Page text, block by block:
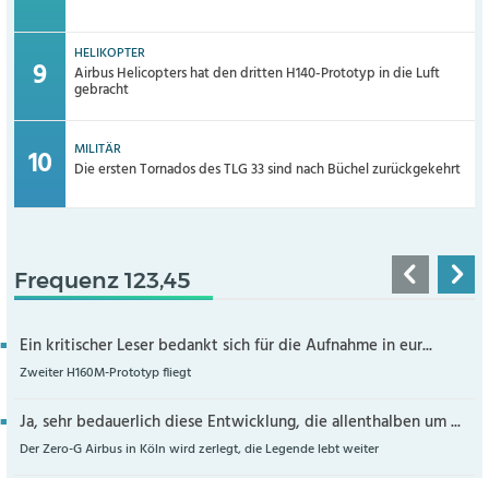
HELIKOPTER
Airbus Helicopters hat den dritten H140-Prototyp in die Luft
gebracht
MILITÄR
Die ersten Tornados des TLG 33 sind nach Büchel zurückgekehrt
Frequenz 123,45
Ein kritischer Leser bedankt sich für die Aufnahme in eur...
Zweiter H160M-Prototyp fliegt
Ja, sehr bedauerlich diese Entwicklung, die allenthalben um ...
Der Zero-G Airbus in Köln wird zerlegt, die Legende lebt weiter